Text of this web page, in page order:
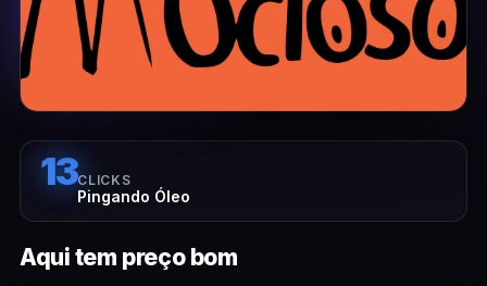
13CLICKS
Pingando Óleo
Aqui tem preço bom